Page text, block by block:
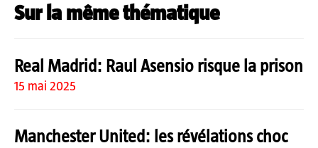
Sur la même thématique
Real Madrid: Raul Asensio risque la prison
15 mai 2025
Manchester United: les révélations choc